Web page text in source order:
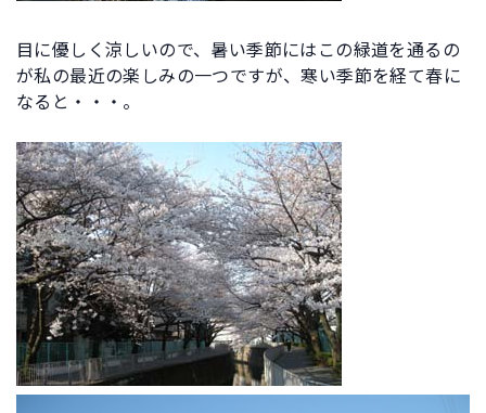
目に優しく涼しいので、暑い季節にはこの緑道を通るの
が私の最近の楽しみの一つですが、寒い季節を経て春に
なると・・・。